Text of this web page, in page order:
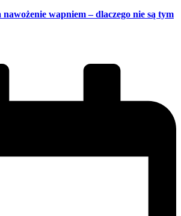
wapniem – dlaczego nie są tym